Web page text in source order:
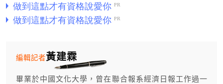
黃建霖
編輯記者
畢業於中國文化大學，曾在聯合報系經濟日報工作過一